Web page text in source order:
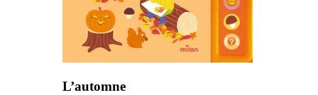
L’automne